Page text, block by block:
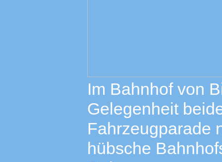
Im Bahnhof von
Gelegenheit
Fahrzeugparade
hübsche